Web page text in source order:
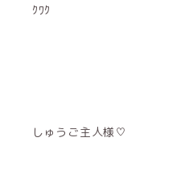
ｸﾜｸ
しゅうご主人様♡